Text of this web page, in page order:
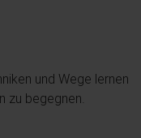
und Wege lernen
zu begegnen.